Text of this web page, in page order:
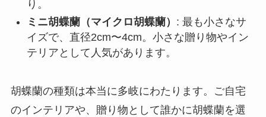
り。
ミニ胡蝶蘭（マイクロ胡蝶蘭） : 最も小さなサ
イズで、直径2cm〜4cm。小さな贈り物やイン
テリアとして人気があります。
胡蝶蘭の種類は本当に多岐にわたります。ご自宅
のインテリアや、贈り物として誰かに胡蝶蘭を選